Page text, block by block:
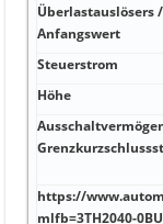
Überlastauslösers /
Anfangswert
Steuerstrom
Höhe
https://
mlfb=3TH2040-